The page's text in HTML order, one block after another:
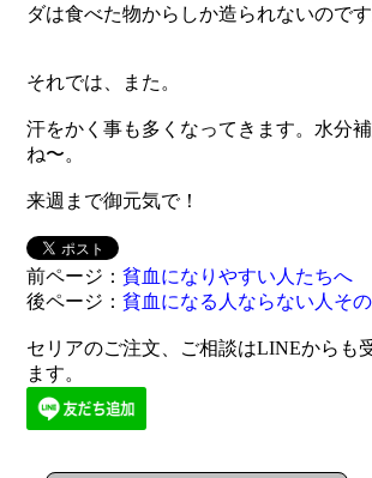
ダは食べた物からしか造られないので
それでは、また。
汗をかく事も多くなってきます。水分
ね〜。
来週まで御元気で！
前ページ：貧血になりやすい人たちへ
後ページ：貧血になる人ならない人その
セリアのご注文、ご相談はLINEからも
ます。